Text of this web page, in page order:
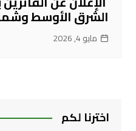
الشرق الأوسط وشمال
مايو 4, 2026
اخترنا لكم